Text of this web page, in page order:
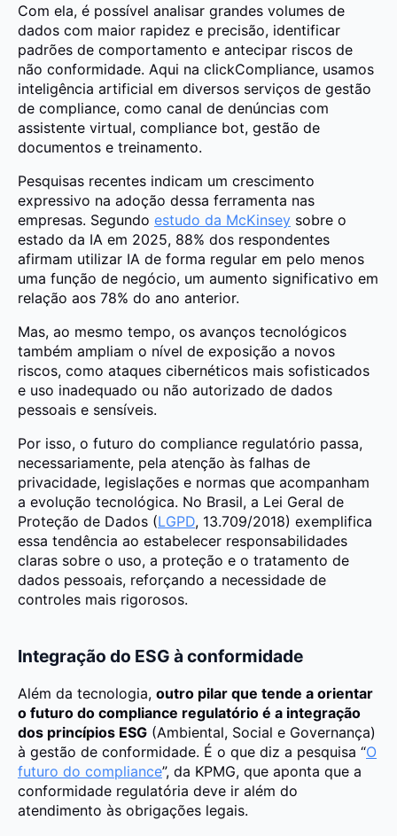
Com ela, é possível analisar grandes volumes de
dados com maior rapidez e precisão, identificar
padrões de comportamento e antecipar riscos de
não conformidade. Aqui na clickCompliance, usamos
inteligência artificial em diversos serviços de gestão
de compliance, como canal de denúncias com
assistente virtual, compliance bot, gestão de
documentos e treinamento.
Pesquisas recentes indicam um crescimento
expressivo na adoção dessa ferramenta nas
empresas. Segundo estudo da McKinsey sobre o
estado da IA em 2025, 88% dos respondentes
afirmam utilizar IA de forma regular em pelo menos
uma função de negócio, um aumento significativo em
relação aos 78% do ano anterior.
Mas, ao mesmo tempo, os avanços tecnológicos
também ampliam o nível de exposição a novos
riscos, como ataques cibernéticos mais sofisticados
e uso inadequado ou não autorizado de dados
pessoais e sensíveis.
Por isso, o futuro do compliance regulatório passa,
necessariamente, pela atenção às falhas de
privacidade, legislações e normas que acompanham
a evolução tecnológica. No Brasil, a Lei Geral de
Proteção de Dados (LGPD, 13.709/2018) exemplifica
essa tendência ao estabelecer responsabilidades
claras sobre o uso, a proteção e o tratamento de
dados pessoais, reforçando a necessidade de
controles mais rigorosos.
Integração do ESG à conformidade
Além da tecnologia, outro pilar que tende a orientar
o futuro do compliance regulatório é a integração
dos princípios ESG (Ambiental, Social e Governança)
à gestão de conformidade. É o que diz a pesquisa “O
futuro do compliance”, da KPMG, que aponta que a
conformidade regulatória deve ir além do
atendimento às obrigações legais.